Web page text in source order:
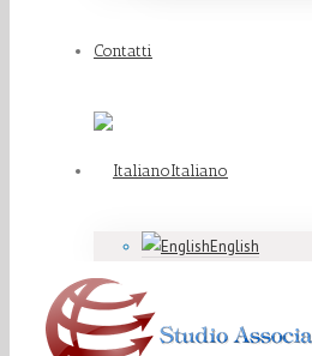
Contatti
Italiano
English